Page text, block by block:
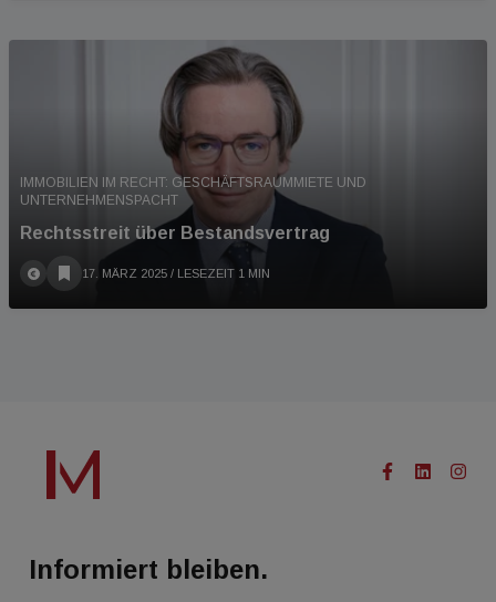
IMMOBILIEN IM RECHT: GESCHÄFTSRAUMMIETE UND
UNTERNEHMENSPACHT
Rechtsstreit über Bestandsvertrag
17. MÄRZ 2025 / LESEZEIT 1 MIN
Informiert bleiben.